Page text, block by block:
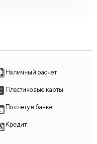
Наличный расчет
Пластиковые карты
По счету в банке
Кредит